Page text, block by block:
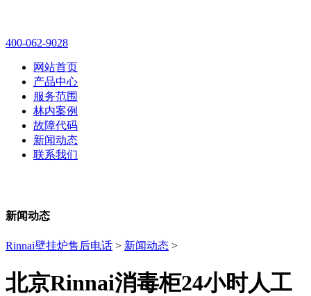
400-062-9028
网站首页
产品中心
服务范围
林内案例
故障代码
新闻动态
联系我们
新闻动态
Rinnai壁挂炉售后电话 > 新闻动态 >
北京Rinnai消毒柜24小时人工